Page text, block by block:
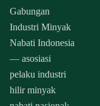
Gabungan
Industri Minyak
Nabati Indonesia
— asosiasi
pelaku industri
hilir minyak